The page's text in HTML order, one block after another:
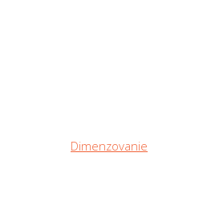
Dimenzovanie